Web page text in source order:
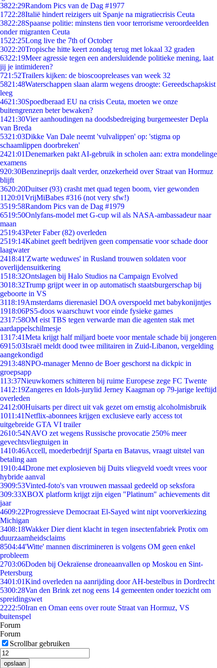
3822:29Random Pics van de Dag #1977
1722:28Italië hindert reizigers uit Spanje na migratiecrisis Ceuta
3822:28Spaanse politie: minstens tien voor terrorisme veroordeelden
onder migranten Ceuta
1522:25Long live the 7th of October
3022:20Tropische hitte keert zondag terug met lokaal 32 graden
6322:19Meer agressie tegen een andersluidende politieke mening, laat
jij je intimideren?
721:52Trailers kijken: de bioscoopreleases van week 32
5821:48Waterschappen slaan alarm wegens droogte: Gereedschapskist
leeg
4621:30Spoedberaad EU na crisis Ceuta, moeten we onze
buitengrenzen beter bewaken?
1421:30Vier aanhoudingen na doodsbedreiging burgemeester Depla
van Breda
5321:03Dikke Van Dale neemt 'vulvalippen' op: 'stigma op
schaamlippen doorbreken'
2421:01Denemarken pakt AI-gebruik in scholen aan: extra mondelinge
examens
920:30Benzineprijs daalt verder, onzekerheid over Straat van Hormuz
blijft
3620:20Duitser (93) crasht met quad tegen boom, vier gewonden
11 20:01VrijMiBabes #316 (not very sfw!)
3519:58Random Pics van de Dag #1979
6519:50Onlyfans-model met G-cup wil als NASA-ambassadeur naar
maan
2519:43Peter Faber (82) overleden
2519:14Kabinet geeft bedrijven geen compensatie voor schade door
laagwater
2418:41'Zwarte weduwes' in Rusland trouwen soldaten voor
overlijdensuitkering
1518:32Ontslagen bij Halo Studios na Campaign Evolved
3018:32Trump grijpt weer in op automatisch staatsburgerschap bij
geboorte in VS
3118:19Amsterdams dierenasiel DOA overspoeld met babykonijntjes
1918:06PS5-doos waarschuwt voor einde fysieke games
2317:58OM eist TBS tegen verwarde man die agenten stak met
aardappelschilmesje
1317:41Meta krijgt half miljard boete voor mentale schade bij jongeren
6915:03Israël meldt dood twee militairen in Zuid-Libanon, vergelding
aangekondigd
2913:48NPO-manager Menno de Boer geschorst na dickpic in
groepsapp
113:37Nieuwkomers schitteren bij ruime Europese zege FC Twente
1412:19Zangeres en Idols-jurylid Jerney Kaagman op 79-jarige leeftijd
overleden
2412:00Huisarts per direct uit vak gezet om ernstig alcoholmisbruik
1011:41Netflix-abonnees krijgen exclusieve early access tot
uitgebreide GTA VI trailer
2610:54NAVO zet wegens Russische provocatie 250% meer
gevechtsvliegtuigen in
1410:46Accell, moederbedrijf Sparta en Batavus, vraagt uitstel van
betaling aan
1910:44Drone met explosieven bij Duits vliegveld voedt vrees voor
hybride aanval
3909:53Vinted-foto's van vrouwen massaal gedeeld op seksfora
309:33XBOX platform krijgt zijn eigen "Platinum" achievements dit
jaar
4609:22Progressieve Democraat El-Sayed wint nipt voorverkiezing
Michigan
3408:18Wakker Dier dient klacht in tegen insectenfabriek Protix om
duurzaamheidsclaims
8504:44'Witte' mannen discrimineren is volgens OM geen enkel
probleem
2703:06Doden bij Oekraïense droneaanvallen op Moskou en Sint-
Petersburg
3401:01Kind overleden na aanrijding door AH-bestelbus in Dordrecht
5300:28Van den Brink zet nog eens 14 gemeenten onder toezicht om
spreidingswet
2222:50Iran en Oman eens over route Straat van Hormuz, VS
buitenspel
Forum
Forum
Scrollbar gebruiken
opslaan